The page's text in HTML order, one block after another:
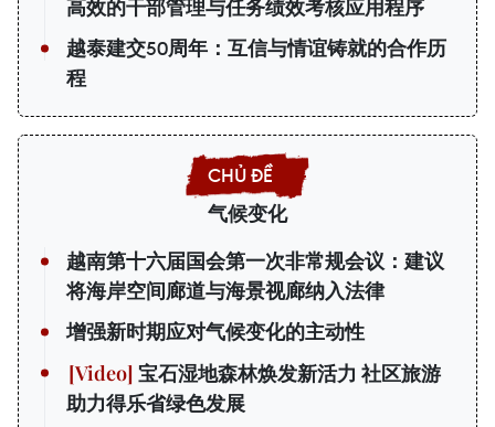
高效的干部管理与任务绩效考核应用程序
越泰建交50周年：互信与情谊铸就的合作历
程
气候变化
越南第十六届国会第一次非常规会议：建议
将海岸空间廊道与海景视廊纳入法律
增强新时期应对气候变化的主动性
宝石湿地森林焕发新活力 社区旅游
助力得乐省绿色发展